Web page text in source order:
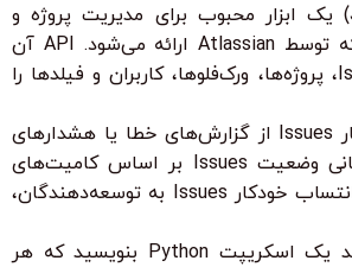
جیرا (Jira) یک ابزار محبوب برای مدیریت پروژه و
ردیابی Issue است که توسط Atlassian ارائه می‌شود. API آن
امکان تعامل با Issues، پروژه‌ها، ورک‌فلوها، کاربران و فیلدها را
ایجاد خودکار Issues از گزارش‌های خطا یا هشدارهای
مانیتورینگ، به‌روزرسانی وضعیت Issues بر اساس کامیت‌های
کد یا نتایج CI/CD، انتساب خودکار Issues به توسعه‌دهندگان،
می‌توانید یک اسکریپت Python بنویسید که هر